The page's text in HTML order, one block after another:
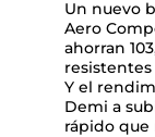
Un nuevo
Aero
ahorran
Y el
Demi a
rápido que